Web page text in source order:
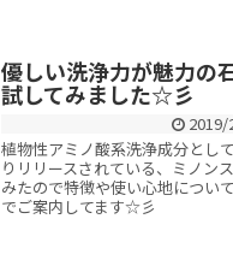
優しい洗浄力が魅力
試してみました☆彡
2019/
植物性アミノ酸系洗浄成分とし
りリリースされている、ミノン
みたので特徴や使い心地につい
でご案内してます☆彡